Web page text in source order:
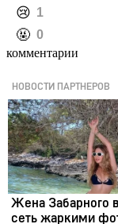
️😢 1
️🤬 0
комментарии